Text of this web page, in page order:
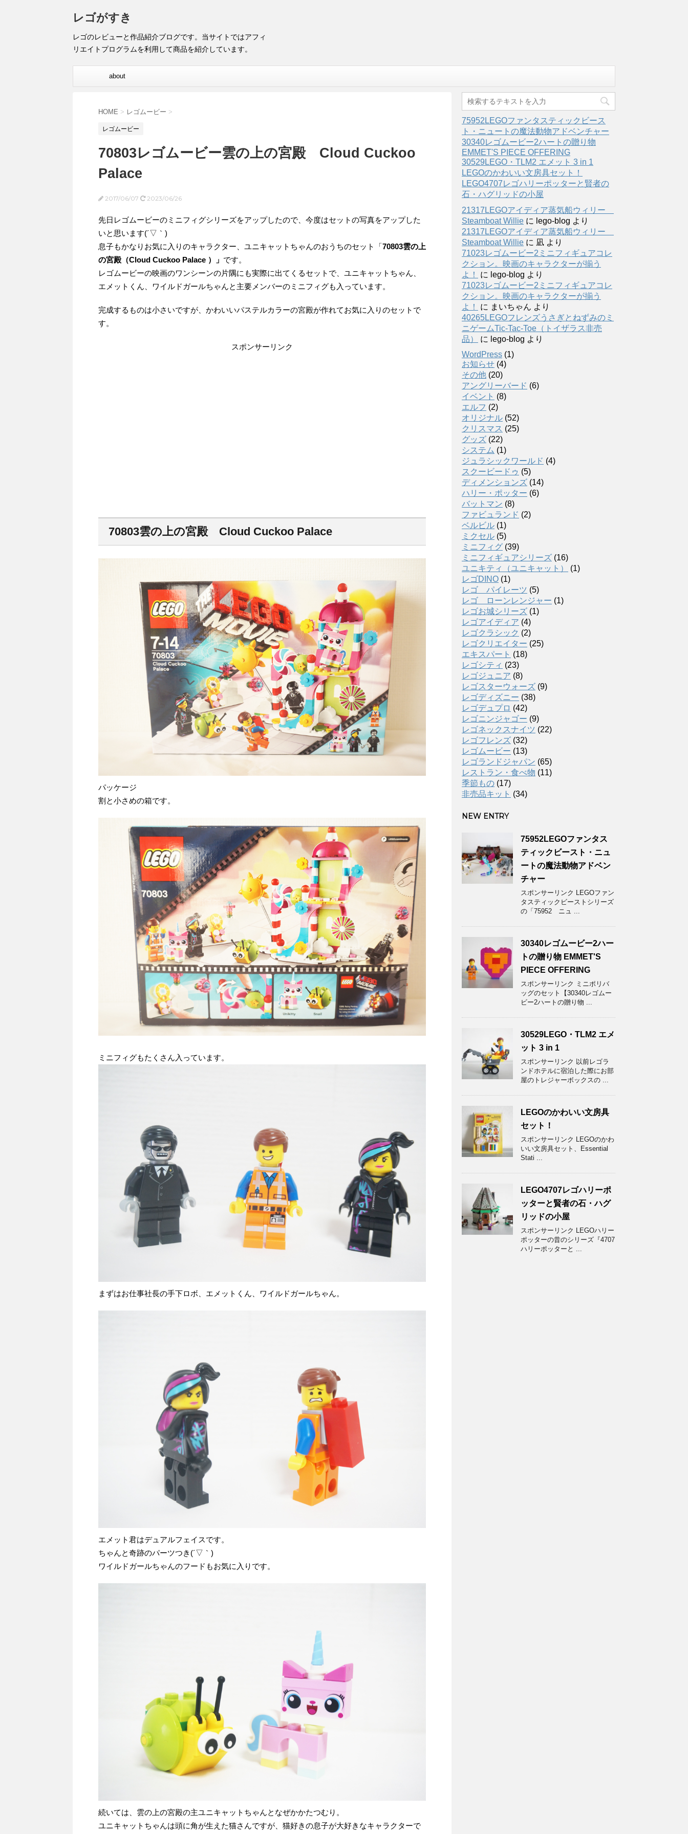
レゴがすき
レゴのレビューと作品紹介ブログです。当サイトではアフィ
リエイトプログラムを利用して商品を紹介しています。
about
HOME > レゴムービー >
レゴムービー
70803レゴムービー雲の上の宮殿 Cloud Cuckoo
Palace
2017/06/07 2023/06/26
先日レゴムービーのミニフィグシリーズをアップしたので、今度はセットの写真をアップした
いと思います(´▽｀)
息子もかなりお気に入りのキャラクター、ユニキャットちゃんのおうちのセット「70803雲の上
の宮殿（Cloud Cuckoo Palace ）」 です。
レゴムービーの映画のワンシーンの片隅にも実際に出てくるセットで、ユニキャットちゃん、
エメットくん、ワイルドガールちゃんと主要メンバーのミニフィグも入っています。
完成するものは小さいですが、かわいいパステルカラーの宮殿が作れてお気に入りのセットで
す。
スポンサーリンク
70803雲の上の宮殿 Cloud Cuckoo Palace
パッケージ
割と小さめの箱です。
ミニフィグもたくさん入っています。
まずはお仕事社長の手下ロボ、エメットくん、ワイルドガールちゃん。
エメット君はデュアルフェイスです。
ちゃんと奇跡のパーツつき(´▽｀)
ワイルドガールちゃんのフードもお気に入りです。
続いては、雲の上の宮殿の主ユニキャットちゃんとなぜかかたつむり。
ユニキャットちゃんは頭に角が生えた猫さんですが、猫好きの息子が大好きなキャラクターで
75952LEGOファンタスティックビース
ト・ニュートの魔法動物アドベンチャー
30340レゴムービー2ハートの贈り物
EMMET'S PIECE OFFERING
30529LEGO・TLM2 エメット 3 in 1
LEGOのかわいい文房具セット！
LEGO4707レゴハリーポッターと賢者の
石・ハグリッドの小屋
21317LEGOアイディア蒸気船ウィリー
Steamboat Willie に lego-blog より
21317LEGOアイディア蒸気船ウィリー
Steamboat Willie に 凪 より
71023レゴムービー2ミニフィギュアコレ
クション。映画のキャラクターが揃う
よ！
に lego-blog より
71023レゴムービー2ミニフィギュアコレ
クション。映画のキャラクターが揃う
よ！
に まいちゃん より
40265LEGOフレンズうさぎとねずみのミ
ニゲームTic-Tac-Toe（トイザラス非売
品）
に lego-blog より
WordPress (1)
お知らせ (4)
その他 (20)
アングリーバード (6)
イベント (8)
エルフ (2)
オリジナル (52)
クリスマス (25)
グッズ (22)
システム (1)
ジュラシックワールド (4)
スクービードゥ (5)
ディメンションズ (14)
ハリー・ポッター (6)
バットマン (8)
ファビュランド (2)
ベルビル (1)
ミクセル (5)
ミニフィグ (39)
ミニフィギュアシリーズ (16)
ユニキティ（ユニキャット）
(1)
レゴDINO (1)
レゴ パイレーツ (5)
レゴ ローンレンジャー (1)
レゴお城シリーズ (1)
レゴアイディア (4)
レゴクラシック (2)
レゴクリエイター (25)
エキスパート (18)
レゴシティ (23)
レゴジュニア (8)
レゴスターウォーズ (9)
レゴディズニー (38)
レゴデュプロ (42)
レゴニンジャゴー (9)
レゴネックスナイツ (22)
レゴフレンズ (32)
レゴムービー (13)
レゴランドジャパン (65)
レストラン・食べ物 (11)
季節もの (17)
非売品キット (34)
NEW ENTRY
75952LEGOファンタス
ティックビースト・ニュ
ートの魔法動物アドベン
チャー
スポンサーリンク LEGOファン
タスティックビーストシリーズ
の「75952 ニュ ...
30340レゴムービー2ハー
トの贈り物 EMMET'S
PIECE OFFERING
スポンサーリンク ミニポリバ
ッグのセット【30340レゴムー
ビー2ハートの贈り物 ...
30529LEGO・TLM2 エメ
ット 3 in 1
スポンサーリンク 以前レゴラ
ンドホテルに宿泊した際にお部
屋のトレジャーボックスの ...
LEGOのかわいい文房具
セット！
スポンサーリンク LEGOのかわ
いい文房具セット、Essential
Stati ...
LEGO4707レゴハリーポ
ッターと賢者の石・ハグ
リッドの小屋
スポンサーリンク LEGOハリー
ポッターの昔のシリーズ『4707
ハリーポッターと ...